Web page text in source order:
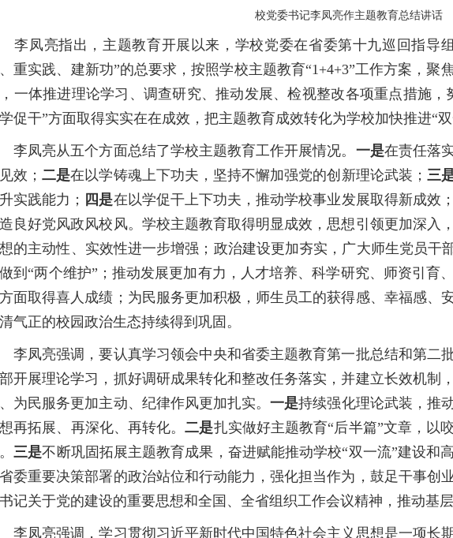
校党委书记李凤亮作主题教育总结讲话
凤亮指出，主题教育开展以来，学校党委在省委第十九巡回指导
重实践、建新功”的总要求，按照学校主题教育“1+4+3”工作方案，聚
一体推进理论学习、调查研究、推动发展、检视整改各项重点措施
促干”方面取得实实在在成效，把主题教育成效转化为学校加快推进“
凤亮从五个方面总结了学校主题教育工作开展情况。 一是在责任落
效；二是在以学铸魂上下功夫，坚持不懈加强党的创新理论武装； 三
实践能力； 四是在以学促干上下功夫，推动学校事业发展取得新成效；
良好党风政风校风。学校主题教育取得明显成效，思想引领更加深入
的主动性、实效性进一步增强；政治建设更加夯实，广大师生党员干
到“两个维护”；推动发展更加有力，人才培养、科学研究、师资引育
面取得喜人成绩；为民服务更加积极，师生员工的获得感、幸福感、
气正的校园政治生态持续得到巩固。
凤亮强调，要认真学习领会中央和省委主题教育第一批总结和第二
开展理论学习，抓好调研成果转化和整改任务落实，并建立长效机制
为民服务更加主动、纪律作风更加扎实。一是持续强化理论武装，推
再拓展、再深化、再转化。二是扎实做好主题教育“后半篇”文章，以
三是不断巩固拓展主题教育成果，奋进赋能推动学校“双一流”建设和
委重要决策部署的政治站位和行动能力，强化担当作为，鼓足干事创业
记关于党的建设的重要思想和全国、全省组织工作会议精神，推动基
凤亮强调，学习贯彻习近平新时代中国特色社会主义思想是一项长